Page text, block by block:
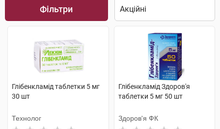
Фільтри
Глібенкламід таблетки 5 мг
30 шт
Технолог
Глібенкламід Здоров'я
таблетки 5 мг 50 шт
Здоров'я ФК